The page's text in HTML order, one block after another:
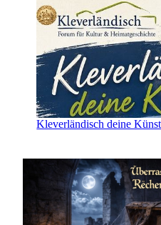
Kleverländisch deine